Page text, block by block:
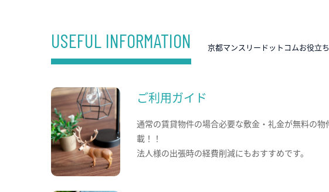
USEFUL INFORMATION 京都マンスリードットコムお役立
ご利用ガイド
通常の賃貸物件の場合必要な敷金・礼金が無料の物
載！！
法人様の出張時の経費削減にもおすすめです。